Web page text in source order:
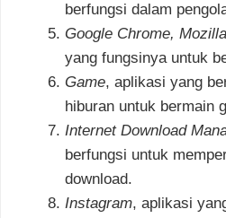
berfungsi dalam
Google Chrome,
yang fungsinya untuk
Game, aplikasi yang
hiburan untuk bermain
Internet Download
berfungsi untuk
download.
Instagram, aplikasi